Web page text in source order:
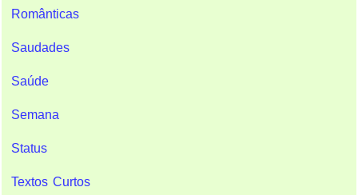
Românticas
Saudades
Saúde
Semana
Status
Textos Curtos